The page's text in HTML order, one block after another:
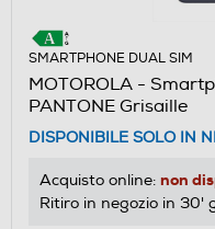
SMARTPHONE DUAL SIM
MOTOROLA -
PANTONE Grisaille
DISPONIBILE SOLO IN
Acquisto online: non
Ritiro in negozio in 30'